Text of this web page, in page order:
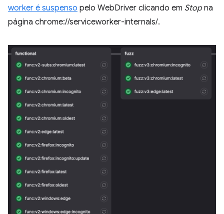
worker é suspenso pelo WebDriver clicando em Stopna
página chrome://serviceworker-internals/.